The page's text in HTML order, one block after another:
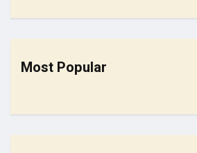
Most Popular